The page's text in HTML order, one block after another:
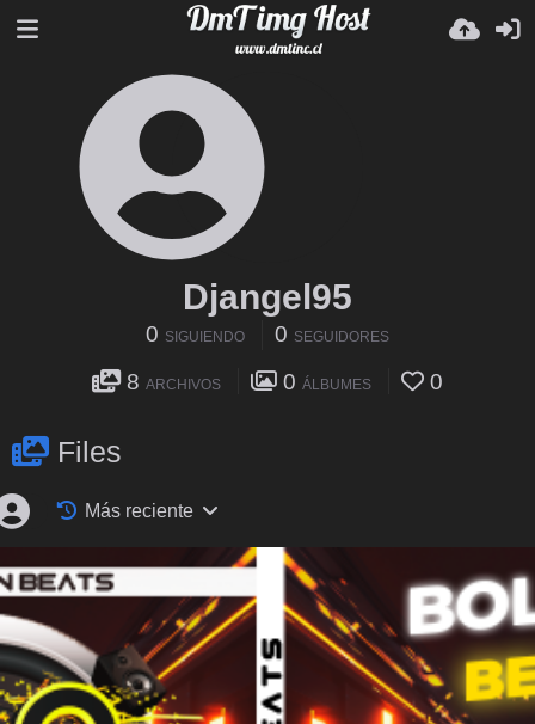
Djangel95
0 SIGUIENDO 0 SEGUIDORES
8 ARCHIVOS 0 ÁLBUMES 0
Files
Más reciente